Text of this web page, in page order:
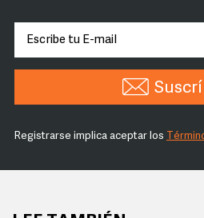
Registrarse implica aceptar los